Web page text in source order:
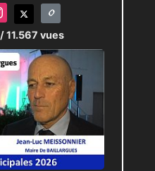
/ 11.567 vues